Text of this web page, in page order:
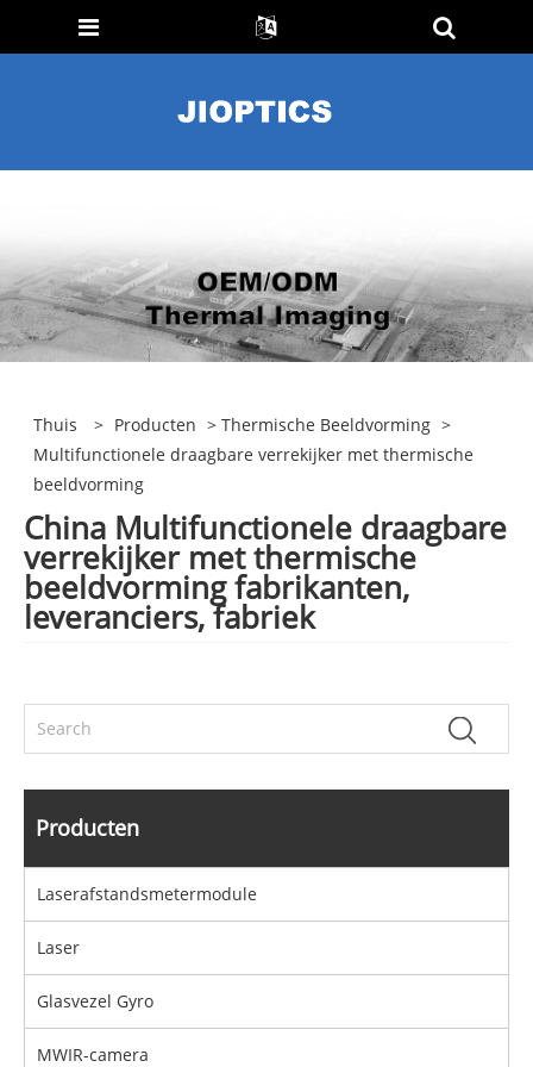
Thuis > Producten >Thermische Beeldvorming >
Multifunctionele draagbare verrekijker met thermische
beeldvorming
China Multifunctionele draagbare
verrekijker met thermische
beeldvorming fabrikanten,
leveranciers, fabriek
Producten
Laserafstandsmetermodule
Laser
Glasvezel Gyro
MWIR-camera